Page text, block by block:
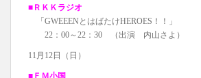
■ＲＫＫラジオ
「GWEEENとはばたけHEROES！！」
22：00～22：30 （出演 内山さよ）
11月12日（日）
■ＦＭ小国